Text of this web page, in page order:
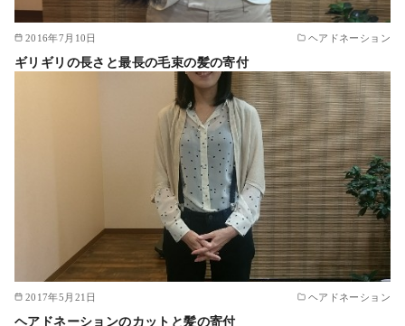
2016年7月10日 ヘアドネーション
ギリギリの長さと最長の毛束の髪の寄付
2017年5月21日 ヘアドネーション
ヘアドネーションのカットと髪の寄付